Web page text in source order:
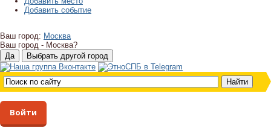
Добавить событие
Ваш город: Москва
Ваш город - Москва?
Войти